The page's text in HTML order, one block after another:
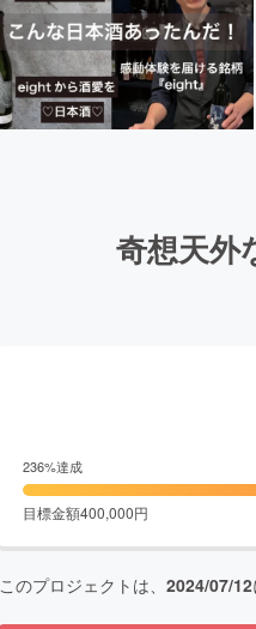
奇想天外
236%達成
目標金額400,000円
このプロジェクトは、 2024/07/12